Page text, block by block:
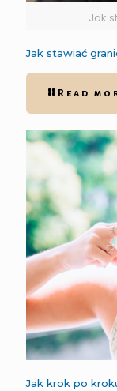
Jak
Jak stawiać
Read
Jak krok po